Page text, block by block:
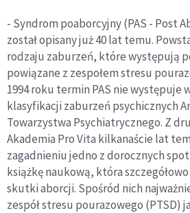
- Syndrom poaborcyjny (PAS - Post
został opisany już 40 lat temu.
rodzaju zaburzeń, które występują
powiązane z zespołem stresu
1994 roku termin PAS nie występuje
klasyfikacji zaburzeń psychicznych
Towarzystwa Psychiatrycznego. Z
Akademia Pro Vita kilkanaście lat
zagadnieniu jedno z dorocznych
książkę naukową, która
skutki aborcji. Spośród nich
zespół stresu pourazowego (PTSD)